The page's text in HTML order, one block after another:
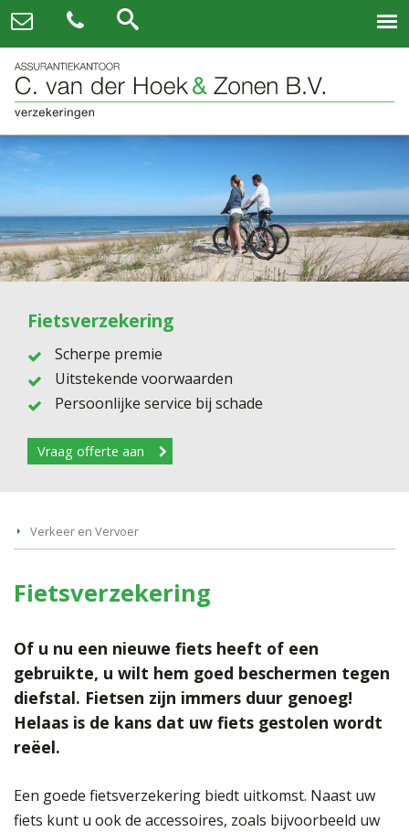
Fietsverzekering
Scherpe premie
Uitstekende voorwaarden
Persoonlijke service bij schade
Vraag offerte aan
Verkeer en Vervoer
Fietsverzekering
Of u nu een nieuwe fiets heeft of een
gebruikte, u wilt hem goed beschermen tegen
diefstal. Fietsen zijn immers duur genoeg!
Helaas is de kans dat uw fiets gestolen wordt
reëel.
Een goede fietsverzekering biedt uitkomst. Naast uw
fiets kunt u ook de accessoires, zoals bijvoorbeeld uw